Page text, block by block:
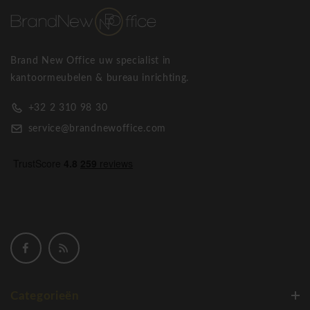
Brand New Office uw specialist in
kantoormeubelen & bureau inrichting.
+32 2 310 98 30
service@brandnewoffice.com